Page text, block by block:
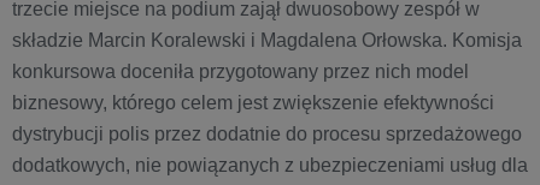
trzecie miejsce na podium zajął dwuosobowy zespół w
składzie Marcin Koralewski i Magdalena Orłowska. Komisja
konkursowa doceniła przygotowany przez nich model
biznesowy, którego celem jest zwiększenie efektywności
dystrybucji polis przez dodatnie do procesu sprzedażowego
dodatkowych, nie powiązanych z ubezpieczeniami usług dla